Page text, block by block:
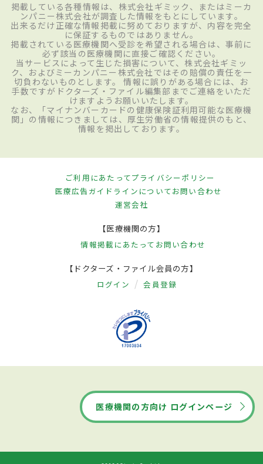
掲載している各種情報は、株式会社ギミック、またはミーカ
ンパニー株式会社が調査した情報をもとにしています。
出来るだけ正確な情報掲載に努めておりますが、内容を完全
に保証するものではありません。
掲載されている医療機関へ受診を希望される場合は、事前に
必ず該当の医療機関に直接ご確認ください。
当サービスによって生じた損害について、株式会社ギミッ
ク、およびミーカンパニー株式会社ではその賠償の責任を一
切負わないものとします。 情報に誤りがある場合には、お
手数ですがドクターズ・ファイル編集部までご連絡をいただ
けますようお願いいたします。
なお、「マイナンバーカードの健康保険証利用可能な医療機
関」の情報につきましては、厚生労働省の情報提供のもと、
情報を掲出しております。
ご利用にあたってプライバシーポリシー
医療広告ガイドラインについてお問い合わせ
運営会社
【医療機関の方】
情報掲載にあたって お問い合わせ
【ドクターズ・ファイル会員の方】
ログイン 会員登録
医療機関の方向け ログインページ